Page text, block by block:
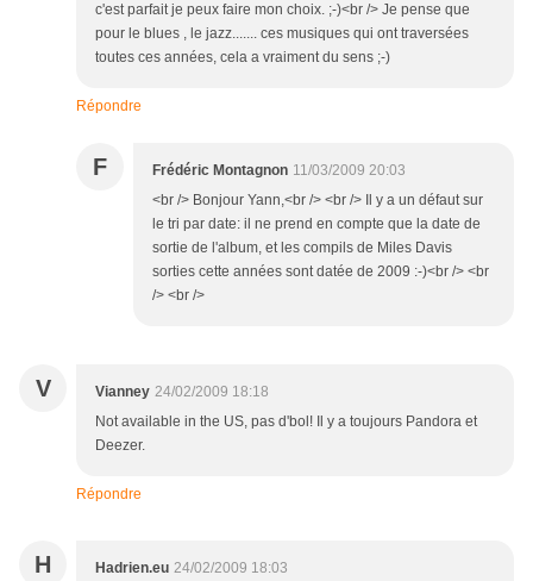
c'est parfait je peux faire mon choix. ;-)<br /> Je pense que
pour le blues , le jazz....... ces musiques qui ont traversées
toutes ces années, cela a vraiment du sens ;-)
Répondre
F Frédéric Montagnon 11/03/2009 20:03
<br /> Bonjour Yann,<br /> <br /> Il y a un défaut sur
le tri par date: il ne prend en compte que la date de
sortie de l'album, et les compils de Miles Davis
sorties cette années sont datée de 2009 :-)<br /> <br
/> <br />
V Vianney 24/02/2009 18:18
Not available in the US, pas d'bol! Il y a toujours Pandora et
Deezer.
Répondre
H Hadrien.eu 24/02/2009 18:03